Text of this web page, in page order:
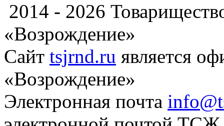
2014 - 2026
«Возрождение»
Сайт tsjrnd.ru является
«Возрождение»
Электронная почта